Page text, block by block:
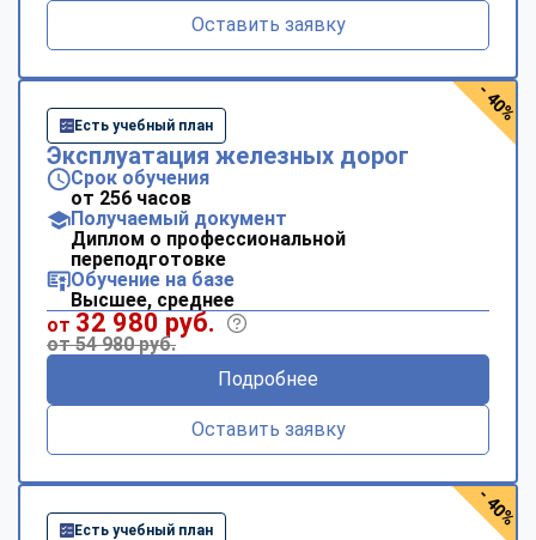
Оставить заявку
Есть учебный план
Эксплуатация железных дорог
Срок обучения
от 256 часов
Получаемый документ
Диплом о профессиональной
переподготовке
Обучение на базе
Высшее, среднее
от 32 980 руб.
от 54 980 руб.
Подробнее
Оставить заявку
- 40%
Есть учебный план
- 40%